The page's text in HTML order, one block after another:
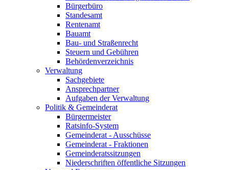
Bürgerbüro
Standesamt
Rentenamt
Bauamt
Bau- und Straßenrecht
Steuern und Gebühren
Behördenverzeichnis
Verwaltung
Sachgebiete
Ansprechpartner
Aufgaben der Verwaltung
Politik & Gemeinderat
Bürgermeister
Ratsinfo-System
Gemeinderat - Ausschüsse
Gemeinderat - Fraktionen
Gemeinderatssitzungen
Niederschriften öffentliche Sitzungen